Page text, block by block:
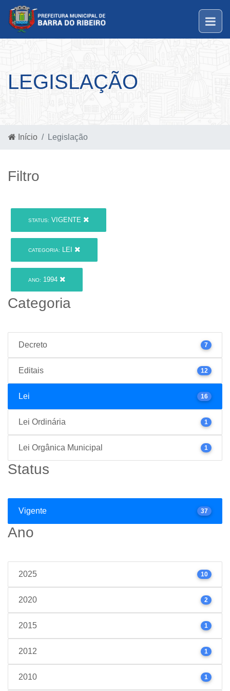
LEGISLAÇÃO
Início Legislação
Filtro
STATUS: VIGENTE
CATEGORIA: LEI
ANO: 1994
Categoria
Decreto 7
Editais 12
Lei 16
Lei Ordinária 1
Lei Orgânica Municipal 1
Status
Vigente 37
Ano
2025 10
2020 2
2015 1
2012 1
2010 1